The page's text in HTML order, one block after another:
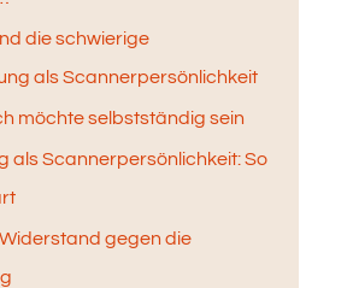
die schwierige
als Scannerpersönlichkeit
möchte selbstständig sein
als Scannerpersönlichkeit: So
gegen die